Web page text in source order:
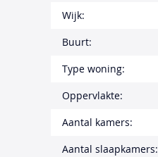
Wijk:
Buurt:
Type woning:
Oppervlakte:
Aantal kamers:
Aantal slaapkamers: